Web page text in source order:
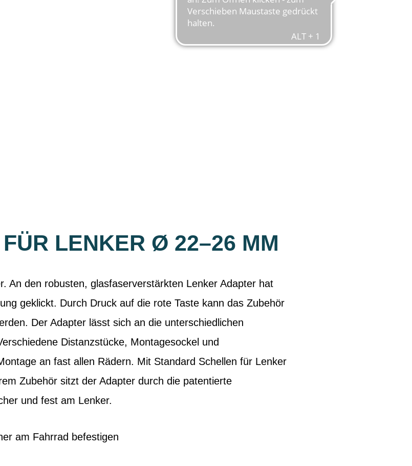
LENKER Ø 22–26 MM
An den robusten, glasfaserverstärkten Lenker Adapter hat
geklickt. Durch Druck auf die rote Taste kann das Zubehör
Der Adapter lässt sich an die unterschiedlichen
Distanzstücke, Montagesockel und
an fast allen Rädern. Mit Standard Schellen für Lenker
Zubehör sitzt der Adapter durch die patentierte
und fest am Lenker.
am Fahrrad befestigen